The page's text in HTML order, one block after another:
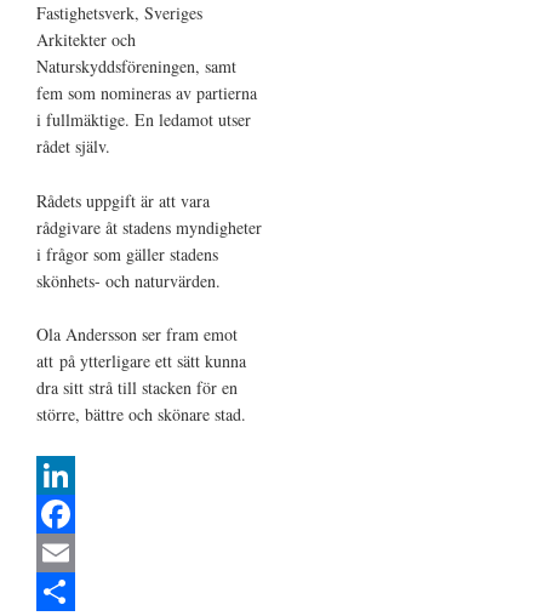
Fastighetsverk, Sveriges
Arkitekter och
Naturskyddsföreningen, samt
fem som nomineras av partierna
i fullmäktige. En ledamot utser
rådet själv.
Rådets uppgift är att vara
rådgivare åt stadens myndigheter
i frågor som gäller stadens
skönhets- och naturvärden.
Ola Andersson ser fram emot
att på ytterligare ett sätt kunna
dra sitt strå till stacken för en
större, bättre och skönare stad.
L
n
F
E